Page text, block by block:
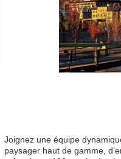
Joignez une équipe
paysager haut de gamme,